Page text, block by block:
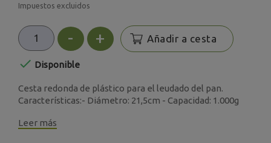
Impuestos excluidos
- + Añadir a cesta
 Disponible
Cesta redonda de plástico para el leudado del pan.
Características:- Diámetro: 21,5cm - Capacidad: 1.000g
Leer más